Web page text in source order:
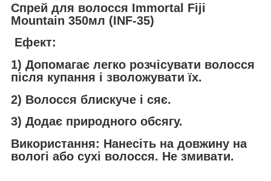
Спрей для волосся Immortal Fiji
Mountain 350мл (INF-35)
Ефект:
1) Допомагає легко розчісувати волосся
після купання і зволожувати їх.
2) Волосся блискуче і сяє.
3) Додає природного обсягу.
Використання: Нанесіть на довжину на
вологі або сухі волосся. Не змивати.